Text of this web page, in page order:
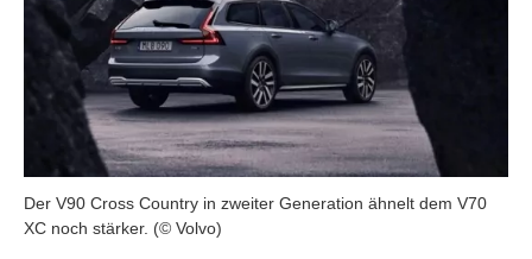
Der V90 Cross Country in zweiter Generation ähnelt dem V70
XC noch stärker. (© Volvo)